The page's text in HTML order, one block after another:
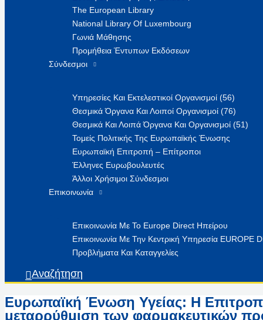
The European Library
National Library Of Luxembourg
Γωνιά Μάθησης
Προμήθεια Έντυπων Εκδόσεων
Σύνδεσμοι
Υπηρεσίες Και Εκτελεστικοί Οργανισμοί (56)
Θεσμικά Όργανα Και Λοιποί Οργανισμοί (76)
Θεσμικά Και Λοιπά Όργανα Και Οργανισμοί (51)
Τομείς Πολιτικής Της Ευρωπαϊκής Ένωσης
Ευρωπαϊκή Επιτροπή – Επίτροποι
Έλληνες Ευρωβουλευτές
Άλλοι Χρήσιμοι Σύνδεσμοι
Επικοινωνία
Επικοινωνία Με Το Europe Direct Ηπείρου
Επικοινωνία Με Την Κεντρική Υπηρεσία EUROPE
Προβλήματα Και Καταγγελίες
Αναζήτηση
Ευρωπαϊκή Ένωση Υγείας: Η
μεταρρύθμιση των φαρμακευτικών